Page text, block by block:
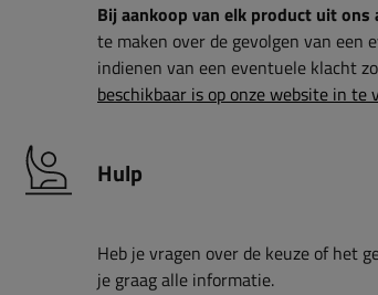
Bij aankoop van elk product uit
te maken over de gevolgen van een
indienen van een eventuele klacht
beschikbaar is op onze website in
Hulp
Heb je vragen over de keuze of het
je graag alle informatie.